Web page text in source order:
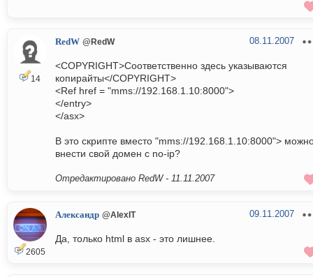
14
RedW @RedW 08.11.2007
<COPYRIGHT>Соответственно здесь указываются
копирайты</COPYRIGHT>
<Ref href = "mms://192.168.1.10:8000">
</entry>
</asx>
В это скрипте вместо "mms://192.168.1.10:8000">
внести свой домен с no-ip?
Отредактировано RedW - 11.11.2007
2605
Александр @AlexIT 09.11.2007
Да, только html в asx - это лишнее.